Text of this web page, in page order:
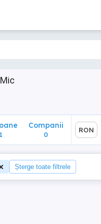
1
Companii
0
RON
Șterge toate filtrele